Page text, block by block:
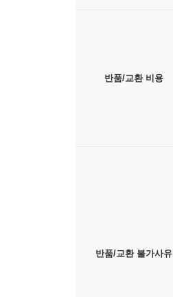
반품/교환 비용
반품/교환 불가사유